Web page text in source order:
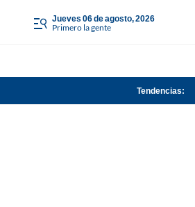
jueves 06 de agosto, 2026
Primero la gente
Tendencias: